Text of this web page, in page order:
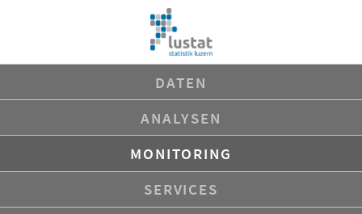
DATEN
ANALYSEN
MONITORING
SERVICES